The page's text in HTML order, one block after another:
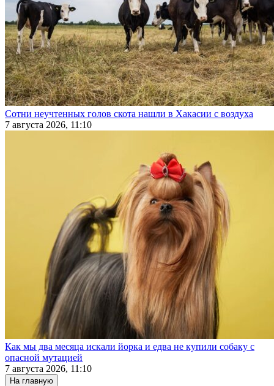
Сотни неучтенных голов скота нашли в Хакасии с воздуха
7 августа 2026, 11:10
Как мы два месяца искали йорка и едва не купили собаку с
опасной мутацией
7 августа 2026, 11:10
На главную